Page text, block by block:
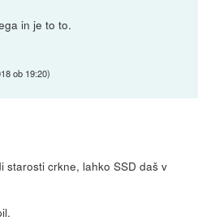
in je to to.
ob 19:20)
starosti crkne, lahko SSD daš v